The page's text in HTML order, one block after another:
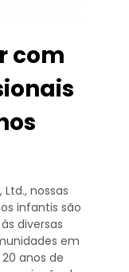
com
nossas
infantis são
diversas
em
anos de